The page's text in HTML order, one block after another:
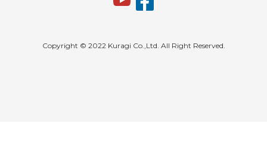
Copyright © 2022 Kuragi Co.,Ltd. All Right Reserved.